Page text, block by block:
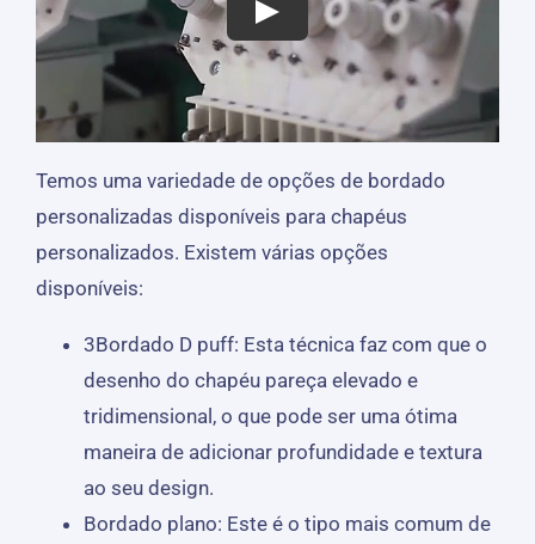
Temos uma variedade de opções de bordado
personalizadas disponíveis para chapéus
personalizados. Existem várias opções
disponíveis:
3Bordado D puff: Esta técnica faz com que o
desenho do chapéu pareça elevado e
tridimensional, o que pode ser uma ótima
maneira de adicionar profundidade e textura
ao seu design.
Bordado plano: Este é o tipo mais comum de